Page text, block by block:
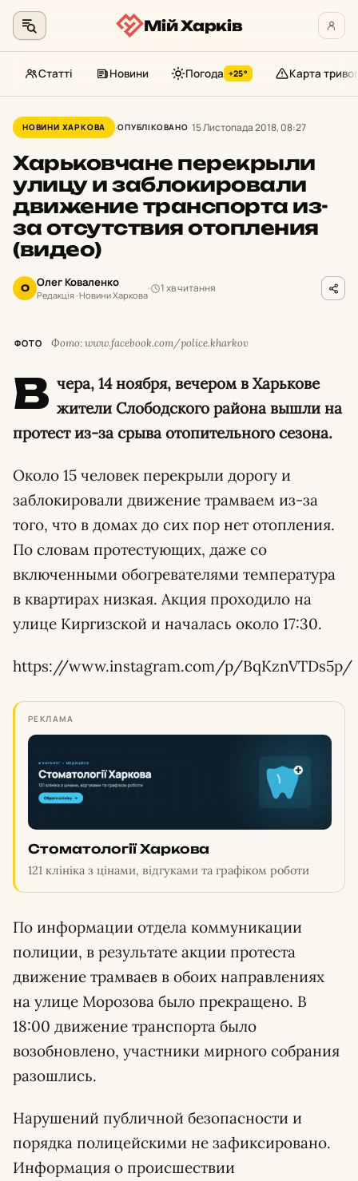
до
контенту
Мій Харків
Статті Новини Погода +25° Карта тривог
НОВИНИ ХАРКОВА ОПУБЛІКОВАНО 15 Листопада 2018, 08:27
Харьковчане перекрыли
улицу и заблокировали
движение транспорта из-
за отсутствия отопления
(видео)
О Олег Коваленко
Редакція · Новини Харкова
1 хв читання
ФОТО Фото: www.facebook.com/police.kharkov
В чера, 14 ноября, вечером в Харькове
жители Слободского района вышли на
протест из-за срыва отопительного сезона.
Около 15 человек перекрыли дорогу и
заблокировали движение трамваем из-за
того, что в домах до сих пор нет отопления.
По словам протестующих, даже со
включенными обогревателями температура
в квартирах низкая. Акция проходило на
улице Киргизской и началась около 17:30.
https://www.instagram.com/p/BqKznVTDs5p/
РЕКЛАМА
Стоматології Харкова
121 клініка з цінами, відгуками та графіком роботи
По информации отдела коммуникации
полиции, в результате акции протеста
движение трамваев в обоих направлениях
на улице Морозова было прекращено. В
18:00 движение транспорта было
возобновлено, участники мирного собрания
разошлись.
Нарушений публичной безопасности и
порядка полицейскими не зафиксировано.
Информация о происшествии